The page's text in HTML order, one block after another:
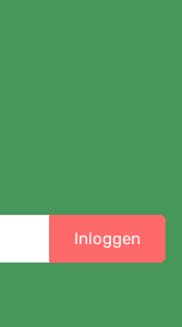
Inloggen